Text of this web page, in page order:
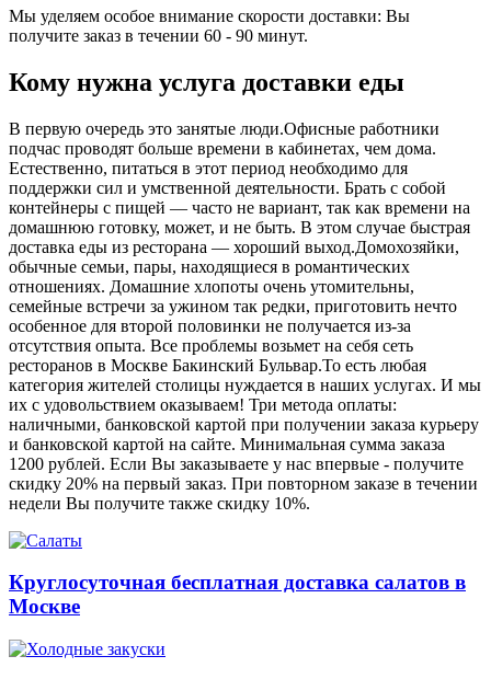
Мы уделяем особое внимание скорости доставки: Вы
получите заказ в течении 60 - 90 минут.
Кому нужна услуга доставки еды
В первую очередь это занятые люди.Офисные работники
подчас проводят больше времени в кабинетах, чем дома.
Естественно, питаться в этот период необходимо для
поддержки сил и умственной деятельности. Брать с собой
контейнеры с пищей ― часто не вариант, так как времени на
домашнюю готовку, может, и не быть. В этом случае быстрая
доставка еды из ресторана ― хороший выход.Домохозяйки,
обычные семьи, пары, находящиеся в романтических
отношениях. Домашние хлопоты очень утомительны,
семейные встречи за ужином так редки, приготовить нечто
особенное для второй половинки не получается из-за
отсутствия опыта. Все проблемы возьмет на себя сеть
ресторанов в Москве Бакинский Бульвар.То есть любая
категория жителей столицы нуждается в наших услугах. И мы
их с удовольствием оказываем! Три метода оплаты:
наличными, банковской картой при получении заказа курьеру
и банковской картой на сайте. Минимальная сумма заказа
1200 рублей. Если Вы заказываете у нас впервые - получите
скидку 20% на первый заказ. При повторном заказе в течении
недели Вы получите также скидку 10%.
Круглосуточная бесплатная доставка салатов в
Москве